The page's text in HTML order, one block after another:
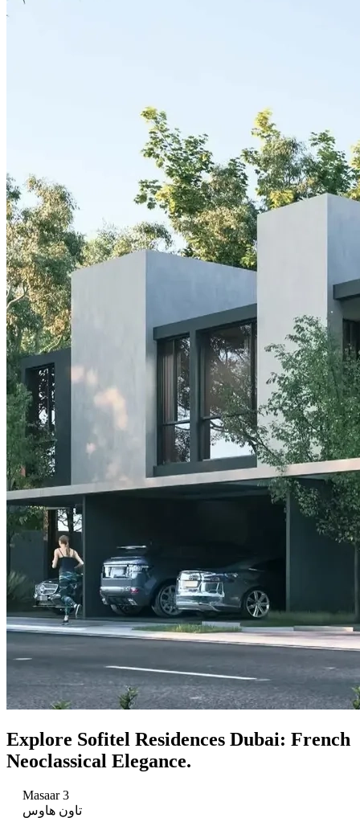
Explore Sofitel Residences Dubai: French
Neoclassical Elegance.
Masaar 3
تاون هاوس